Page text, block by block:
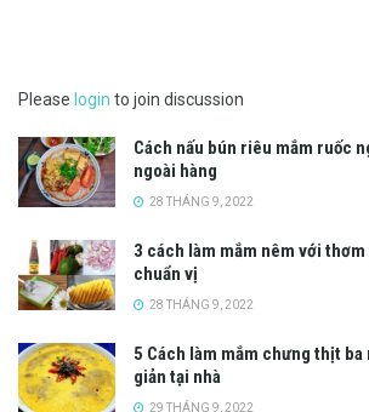
Please login to join discussion
Cách nấu bún riêu mắm ruốc
ngoài hàng
28 THÁNG 9, 2022
3 cách làm mắm nêm với
chuẩn vị
28 THÁNG 9, 2022
5 Cách làm mắm chưng thịt
giản tại nhà
29 THÁNG 9, 2022